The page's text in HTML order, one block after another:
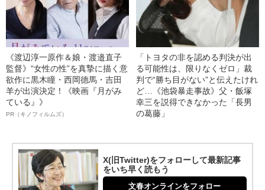
《渡辺淳一原作＆娘・渡邉直子
監督》“女性の性”を真摯に描く意
欲作に黒木瞳・西岡德馬・吉田
羊が出演決定！《映画『月がみ
ている』》
PR（キノフィルムズ）
「トヨタの非を認める判決が出
る可能性は、限りなくゼロ」裁
判で“勝ち目がない”と伝えたけれ
ど…《池袋暴走事故》父・飯塚
幸三を説得できなかった「長男
の葛藤」
X(旧Twitter)をフォローして最新記事
をいち早く読もう
文春オンラインをフォロー